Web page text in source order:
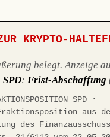
KRYPTO-
belegt. Anzeige
SPD:Frist-Abschaffung
SPD ·
aus
des